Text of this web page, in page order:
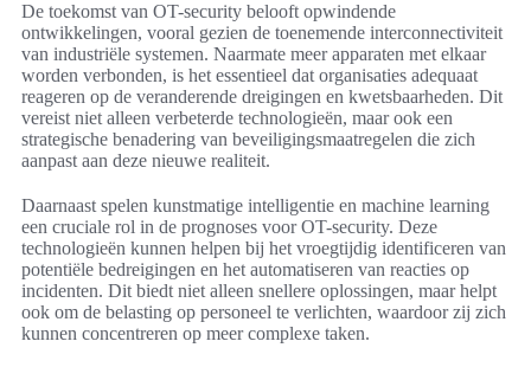
De toekomst van OT-security belooft opwindende
ontwikkelingen, vooral gezien de toenemende interconnectiviteit
van industriële systemen. Naarmate meer apparaten met elkaar
worden verbonden, is het essentieel dat organisaties adequaat
reageren op de veranderende dreigingen en kwetsbaarheden. Dit
vereist niet alleen verbeterde technologieën, maar ook een
strategische benadering van beveiligingsmaatregelen die zich
aanpast aan deze nieuwe realiteit.
Daarnaast spelen kunstmatige intelligentie en machine learning
een cruciale rol in de prognoses voor OT-security. Deze
technologieën kunnen helpen bij het vroegtijdig identificeren van
potentiële bedreigingen en het automatiseren van reacties op
incidenten. Dit biedt niet alleen snellere oplossingen, maar helpt
ook om de belasting op personeel te verlichten, waardoor zij zich
kunnen concentreren op meer complexe taken.